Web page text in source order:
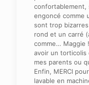
confortablement,
engoncé comme
sont trop
rond et un carré
comme… Maggie
avoir un torticolis
mes parents ou
Enfin, MERCI
lavable en